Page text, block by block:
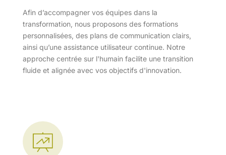
Afin d’accompagner vos équipes dans la
transformation, nous proposons des formations
personnalisées, des plans de communication clairs,
ainsi qu’une assistance utilisateur continue. Notre
approche centrée sur l'humain facilite une transition
fluide et alignée avec vos objectifs d'innovation.​